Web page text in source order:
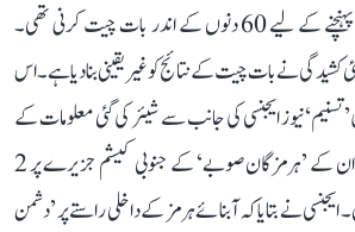
فریقین کو حتمی معاہدے پر پہنچنے کے لیے 60 دنوں کے اندر بات چیت کرنی تھی۔
کشیدگی نے بات چیت کے نتائج کو غیر یقینی بنا دیا ہے۔ اس
نیوز ایجنسی کی جانب سے شیئر کی گئی معلومات کے
مطابق جمعرات کی رات ایران کے ’ہرمزگان صوبے‘ کے جنوبی کیشم جزیرے پر 2
نے بتایا کہ آبنائے ہرمز کے داخلی راستے پر ’دشمن